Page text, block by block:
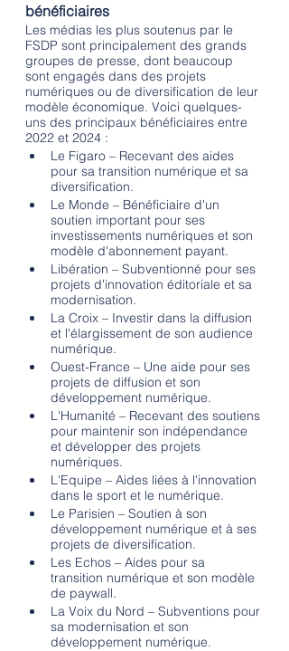
bénéficiaires
Les médias les plus soutenus par le
FSDP sont principalement des grands
groupes de presse, dont beaucoup
sont engagés dans des projets
numériques ou de diversification de leur
modèle économique. Voici quelques-
uns des principaux bénéficiaires entre
2022 et 2024 :
Le Figaro – Recevant des aides
pour sa transition numérique et sa
diversification.
Le Monde – Bénéficiaire d'un
soutien important pour ses
investissements numériques et son
modèle d'abonnement payant.
Libération – Subventionné pour ses
projets d'innovation éditoriale et sa
modernisation.
La Croix – Investir dans la diffusion
et l'élargissement de son audience
numérique.
Ouest-France – Une aide pour ses
projets de diffusion et son
développement numérique.
L'Humanité – Recevant des soutiens
pour maintenir son indépendance
et développer des projets
numériques.
L'Equipe – Aides liées à l'innovation
dans le sport et le numérique.
Le Parisien – Soutien à son
développement numérique et à ses
projets de diversification.
Les Echos – Aides pour sa
transition numérique et son modèle
de paywall.
La Voix du Nord – Subventions pour
sa modernisation et son
développement numérique.